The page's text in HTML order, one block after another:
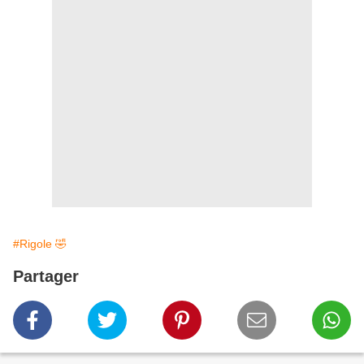
#Rigole 🤣
Partager